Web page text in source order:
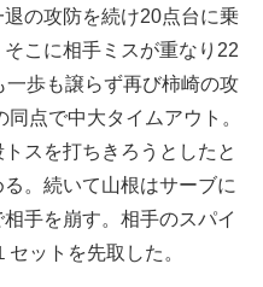
の攻防を続け20点台に乗
こに相手ミスが重なり22
一歩も譲らず再び柿崎の攻
点で中大タイムアウト。
スを打ちきろうとしたと
。続いて山根はサーブに
手を崩す。相手のスパイ
ットを先取した。